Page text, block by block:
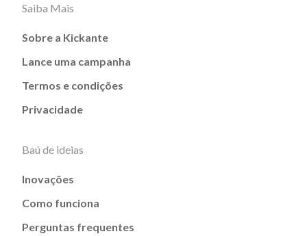
Saiba Mais
Sobre a Kickante
Lance uma campanha
Termos e condições
Privacidade
Baú de ideias
Inovações
Como funciona
Perguntas frequentes